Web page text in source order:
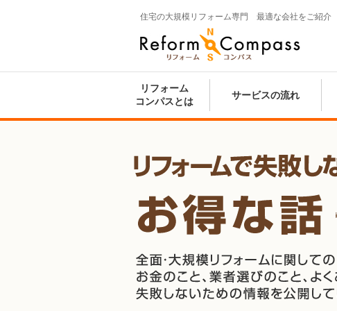
住宅の大規模リフォーム専門 最適な会社をご紹介
ス
リフォーム
コンパスとは
サービスの流れ